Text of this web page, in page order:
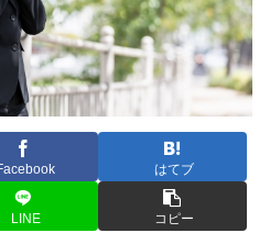
はてブ
LINE コピー